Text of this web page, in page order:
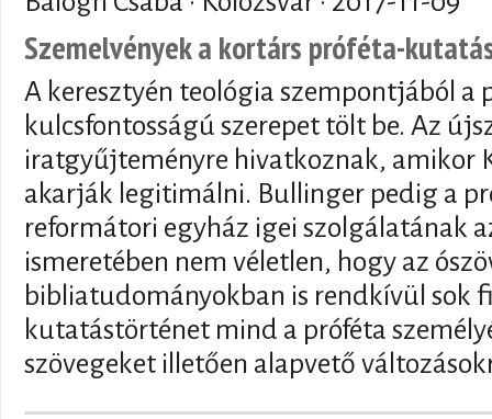
Szemelvények a kortárs próféta-
A keresztyén teológia szempontjából a
kulcsfontosságú szerepet tölt be. Az
iratgyűjteményre hivatkoznak, amikor
akarják legitimálni. Bullinger pedig a
reformátori egyház igei szolgálatának
ismeretében nem véletlen, hogy az
bibliatudományokban is rendkívül sok
kutatástörténet mind a próféta
szövegeket illetően alapvető